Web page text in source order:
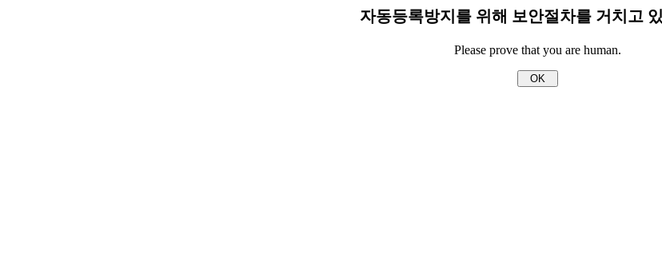
자동등록방지를 위해 보안절차를 거치고
Please prove that you are human.